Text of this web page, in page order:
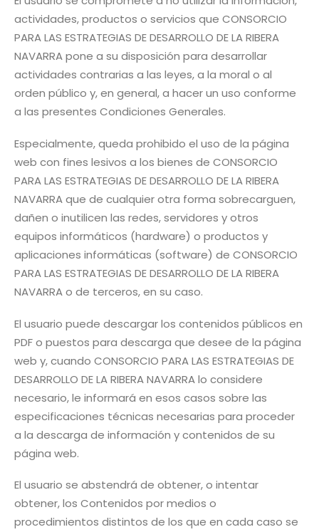
actividades, productos o servicios que CONSORCIO
PARA LAS ESTRATEGIAS DE DESARROLLO DE LA RIBERA
NAVARRA pone a su disposición para desarrollar
actividades contrarias a las leyes, a la moral o al
orden público y, en general, a hacer un uso conforme
a las presentes Condiciones Generales.
Especialmente, queda prohibido el uso de la página
web con fines lesivos a los bienes de CONSORCIO
PARA LAS ESTRATEGIAS DE DESARROLLO DE LA RIBERA
NAVARRA que de cualquier otra forma sobrecarguen,
dañen o inutilicen las redes, servidores y otros
equipos informáticos (hardware) o productos y
aplicaciones informáticas (software) de CONSORCIO
PARA LAS ESTRATEGIAS DE DESARROLLO DE LA RIBERA
NAVARRA o de terceros, en su caso.
El usuario puede descargar los contenidos públicos en
PDF o puestos para descarga que desee de la página
web y, cuando CONSORCIO PARA LAS ESTRATEGIAS DE
DESARROLLO DE LA RIBERA NAVARRA lo considere
necesario, le informará en esos casos sobre las
especificaciones técnicas necesarias para proceder
a la descarga de información y contenidos de su
página web.
El usuario se abstendrá de obtener, o intentar
obtener, los Contenidos por medios o
procedimientos distintos de los que en cada caso se